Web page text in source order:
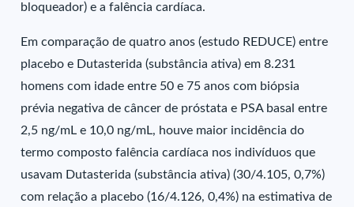
bloqueador) e a falência cardíaca.
Em comparação de quatro anos (estudo REDUCE) entre
placebo e Dutasterida (substância ativa) em 8.231
homens com idade entre 50 e 75 anos com biópsia
prévia negativa de câncer de próstata e PSA basal entre
2,5 ng/mL e 10,0 ng/mL, houve maior incidência do
termo composto falência cardíaca nos indivíduos que
usavam Dutasterida (substância ativa) (30/4.105, 0,7%)
com relação a placebo (16/4.126, 0,4%) na estimativa de